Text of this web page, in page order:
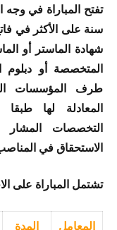
سنة على الأكثر في
شهادة الماستر أو
المتخصصة أو دبلوم
طرف المؤسسات
المعادلة لها
التخصصات المشار
الاستحقاق في
تشتمل المباراة على
المعامل المدة